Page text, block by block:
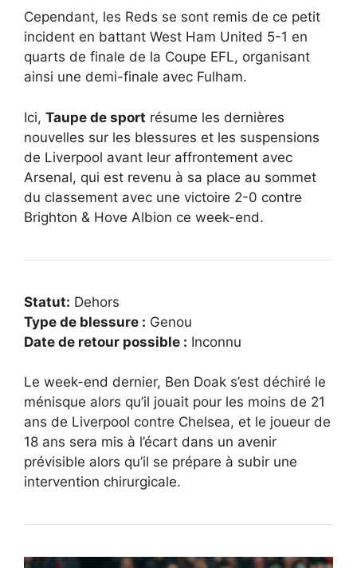
Cependant, les Reds se sont remis de ce petit
incident en battant West Ham United 5-1 en
quarts de finale de la Coupe EFL, organisant
ainsi une demi-finale avec Fulham.
Ici, Taupe de sport résume les dernières
nouvelles sur les blessures et les suspensions
de Liverpool avant leur affrontement avec
Arsenal, qui est revenu à sa place au sommet
du classement avec une victoire 2-0 contre
Brighton & Hove Albion ce week-end.
Statut: Dehors
Type de blessure : Genou
Date de retour possible : Inconnu
Le week-end dernier, Ben Doak s’est déchiré le
ménisque alors qu’il jouait pour les moins de 21
ans de Liverpool contre Chelsea, et le joueur de
18 ans sera mis à l’écart dans un avenir
prévisible alors qu’il se prépare à subir une
intervention chirurgicale.